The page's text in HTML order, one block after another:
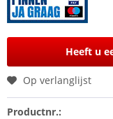
Heeft u
Op verlanglijst
Productnr.: